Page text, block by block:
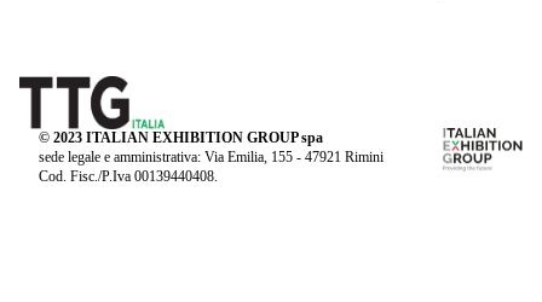
© 2023 ITALIAN EXHIBITION GROUP spa
sede legale e amministrativa: Via Emilia, 155 - 47921 Rimini
Cod. Fisc./P.Iva 00139440408.